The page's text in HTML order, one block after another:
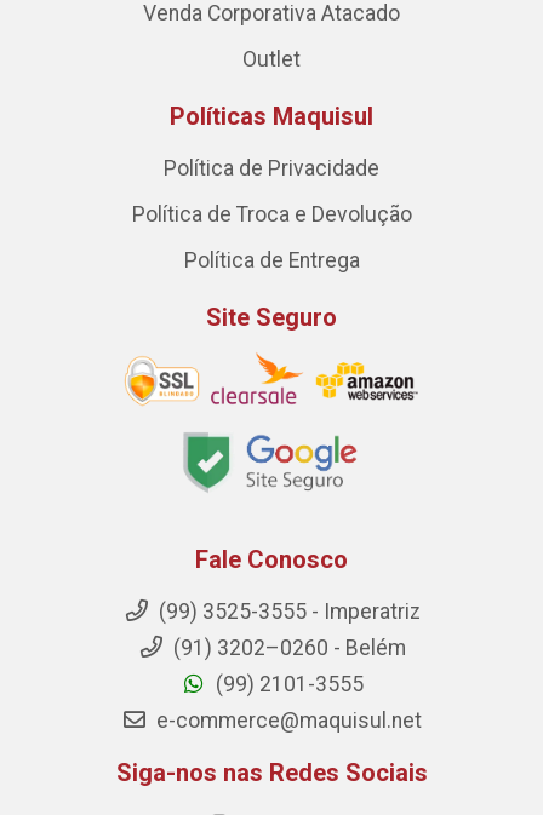
Venda Corporativa Atacado
Outlet
Políticas Maquisul
Política de Privacidade
Política de Troca e Devolução
Política de Entrega
Site Seguro
Fale Conosco
(99) 3525-3555 - Imperatriz
(91) 3202–0260 - Belém
(99) 2101-3555
e-commerce@maquisul.net
Siga-nos nas Redes Sociais